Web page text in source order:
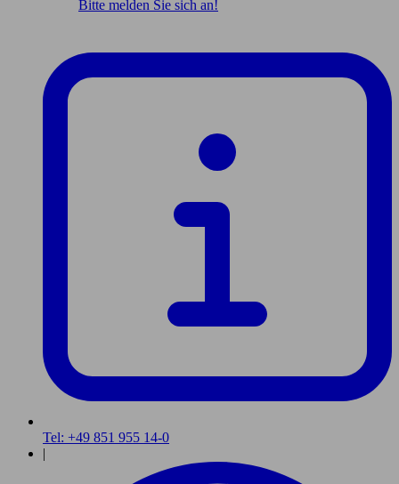
Bitte melden Sie sich an!
Tel: +49 851 955 14-0
|